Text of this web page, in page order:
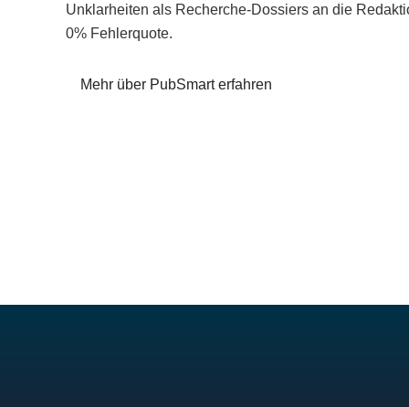
Unklarheiten als Recherche-Dossiers an die
0% Fehlerquote.
Mehr über PubSmart erfahren